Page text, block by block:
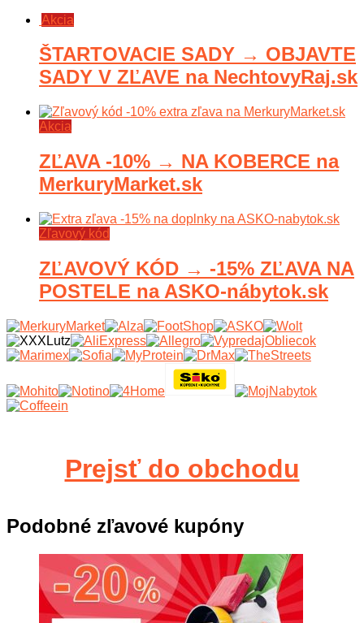
Akcia
ŠTARTOVACIE SADY → OBJAVTE
SADY V ZĽAVE na NechtovyRaj.sk
Akcia
ZĽAVA -10% → NA KOBERCE na
MerkuryMarket.sk
Zľavový kód
ZĽAVOVÝ KÓD → -15% ZĽAVA NA
POSTELE na ASKO-nábytok.sk
Prejsť do obchodu
Podobné zľavové kupóny